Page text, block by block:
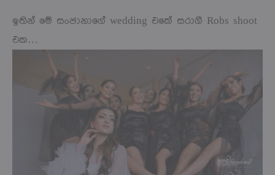
ඉතින් මේ සංජානාගේ wedding එකේ සරාගී Robs shoot
එක…